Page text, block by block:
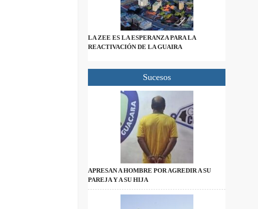
LA ZEE ES LA ESPERANZA PARA LA
REACTIVACIÓN DE LA GUAIRA
Sucesos
APRESAN A HOMBRE POR AGREDIR A SU
PAREJA Y A SU HIJA